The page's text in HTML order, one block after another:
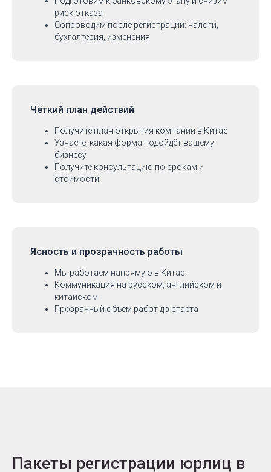
риск отказа
Сопроводим после регистрации: налоги,
бухгалтерия, изменения
Чёткий план действий
Получите план открытия компании в Китае
Узнаете, какая форма подойдёт вашему
бизнесу
Получите консультацию по срокам и
стоимости
Ясность и прозрачность работы
Мы работаем напрямую в Китае
Коммуникация на русском, английском и
китайском
Прозрачный объём работ до старта
Пакеты регистрации юрлиц в